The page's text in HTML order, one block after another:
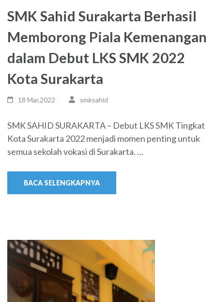
SMK Sahid Surakarta Berhasil
Memborong Piala Kemenangan
dalam Debut LKS SMK 2022
Kota Surakarta
18 Mar,2022 smksahid
SMK SAHID SURAKARTA – Debut LKS SMK Tingkat
Kota Surakarta 2022 menjadi momen penting untuk
semua sekolah vokasi di Surakarta. …
BACA SELENGKAPNYA